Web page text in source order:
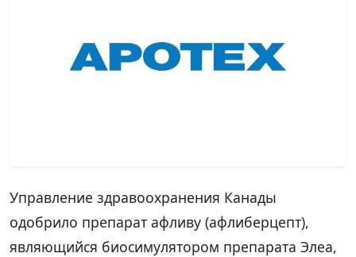
Управление здравоохранения Канады
одобрило препарат афливу (афлиберцепт),
являющийся биосимулятором препарата Элеа,